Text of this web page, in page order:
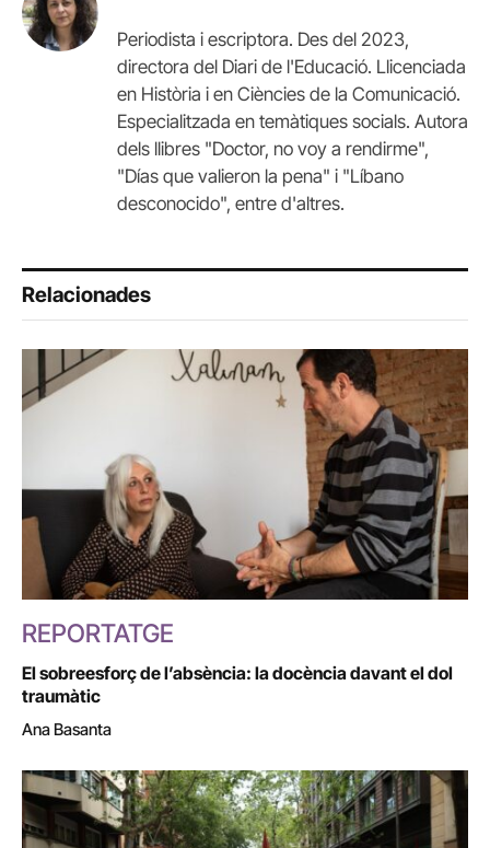
Periodista i escriptora. Des del 2023,
directora del Diari de l'Educació. Llicenciada
en Història i en Ciències de la Comunicació.
Especialitzada en temàtiques socials. Autora
dels llibres "Doctor, no voy a rendirme",
"Días que valieron la pena" i "Líbano
desconocido", entre d'altres.
Relacionades
REPORTATGE
El sobreesforç de l’absència: la docència davant el dol
traumàtic
Ana Basanta